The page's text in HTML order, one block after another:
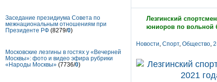
Лезгинский
юниоров по вольной
Новости, Спорт, Общество,
Заседание президиума Совета по
межнациональным отношениям при
Президенте РФ (8279/0)
Московские лезгины в гостях у «Вечерней
Москвы»: фото и видео эфира рубрики
«Народы Москвы» (7736/0)